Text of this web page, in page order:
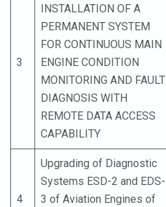
3
INSTALLATION OF A
PERMANENT SYSTEM
FOR CONTINUOUS MAIN
ENGINE CONDITION
MONITORING AND FAULT
DIAGNOSIS WITH
REMOTE DATA ACCESS
CAPABILITY
4
Upgrading of Diagnostic
Systems ESD-2 and EDS-
3 of Aviation Engines of